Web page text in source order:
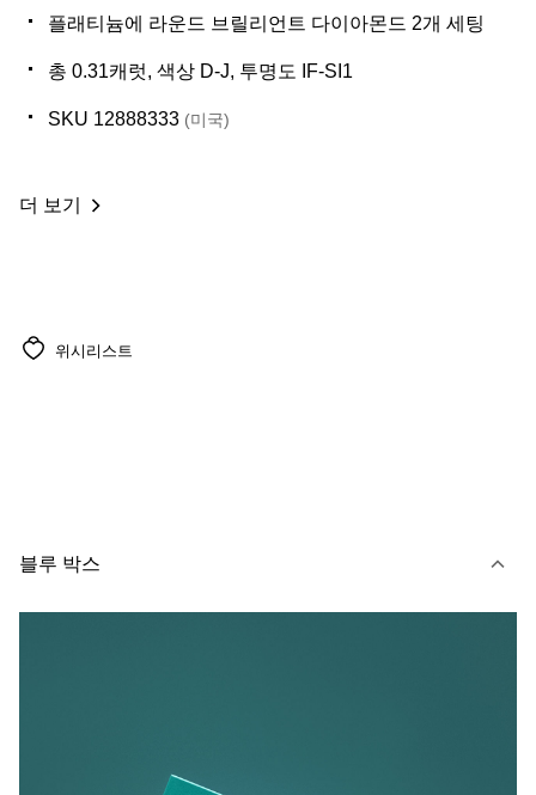
플래티늄에 라운드 브릴리언트 다이아몬드 2개 세팅
총 0.31캐럿, 색상 D-J, 투명도 IF-SI1
SKU 12888333 (미국)
더 보기
위시리스트
블루 박스